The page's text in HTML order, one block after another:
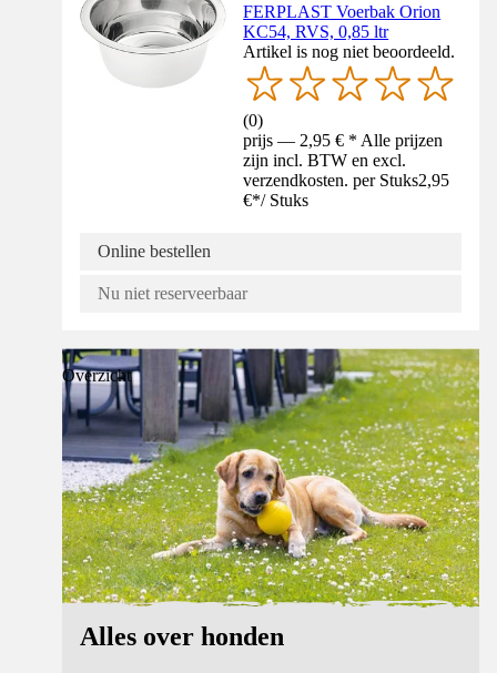
FERPLAST Voerbak Orion
KC54, RVS, 0,85 ltr
Artikel is nog niet beoordeeld.
(0)
prijs — 2,95 € * Alle prijzen
zijn incl. BTW en excl.
verzendkosten. per Stuks2,95
€*/ Stuks
Online bestellen
Nu niet reserveerbaar
Overzicht
Alles over honden